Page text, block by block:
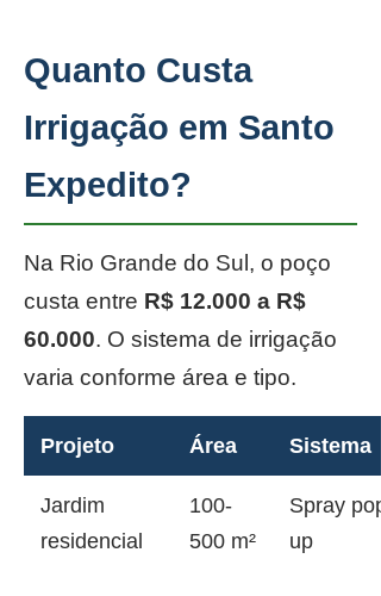
Quanto Custa
Irrigação em Santo
Expedito?
Na Rio Grande do Sul, o poço
custa entre R$ 12.000 a R$
60.000. O sistema de irrigação
varia conforme área e tipo.
Projeto Área Sistema
Jardim
residencial
100-
500 m²
Spray pop-
up